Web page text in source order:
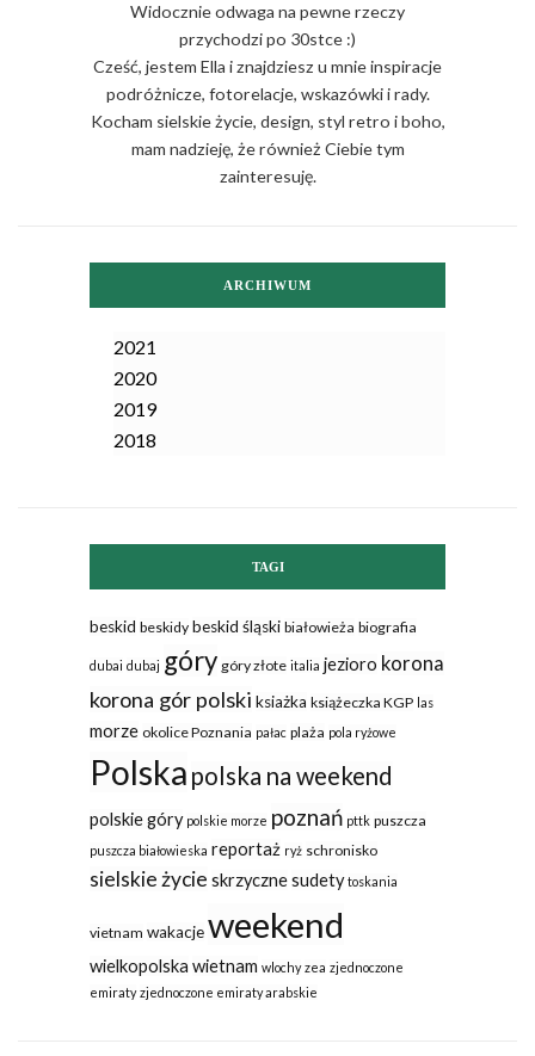
Widocznie odwaga na pewne rzeczy
przychodzi po 30stce :)
Cześć, jestem Ella i znajdziesz u mnie inspiracje
podróżnicze, fotorelacje, wskazówki i rady.
Kocham sielskie życie, design, styl retro i boho,
mam nadzieję, że również Ciebie tym
zainteresuję.
ARCHIWUM
2021
2020
2019
2018
TAGI
beskid beskidy beskid śląski białowieża biografia
dubai dubaj góry góry złote italia jezioro korona
korona gór polski ksiażka książeczka KGP las
morze okolice Poznania pałac plaża pola ryżowe
Polska polska na weekend
polskie góry polskie morze poznań pttk puszcza
puszcza białowieska reportaż ryż schronisko
sielskie życie skrzycznesudety toskania
vietnam wakacjeweekend
wielkopolska wietnam wlochy zea zjednoczone
emiraty zjednoczone emiraty arabskie